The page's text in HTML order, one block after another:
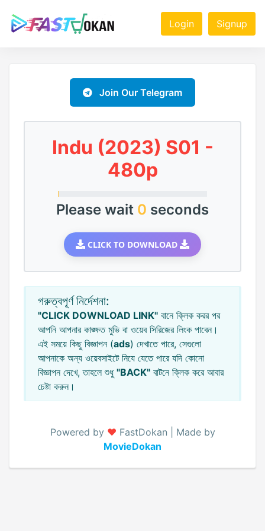
Login Signup
Join Our Telegram
Indu (2023) S01 -
480p
Please wait 0 seconds
CLICK TO DOWNLOAD
গরুত্বপূর্ণ নির্দেশনা:
"CLICK DOWNLOAD LINK" বানে ক্লিক করর পর
আপনি আপনার কাঙ্ক্ষত মুভি বা ওয়েব সিরিজের লিংক পাবেন।
এই সময়ে কিছু বিজ্ঞাপন (ads) দেখাতে পারে, সেগুলো
আপনাকে অন্য ওয়েবসাইটে নিযে যেতে পারে যদি কোনো
বিজ্ঞাপন দেখে, তাহলে শুধু "BACK" বাটনে ক্লিক করে আবার
চেষ্টা করুন।
Powered by ♥️ FastDokan | Made by
MovieDokan